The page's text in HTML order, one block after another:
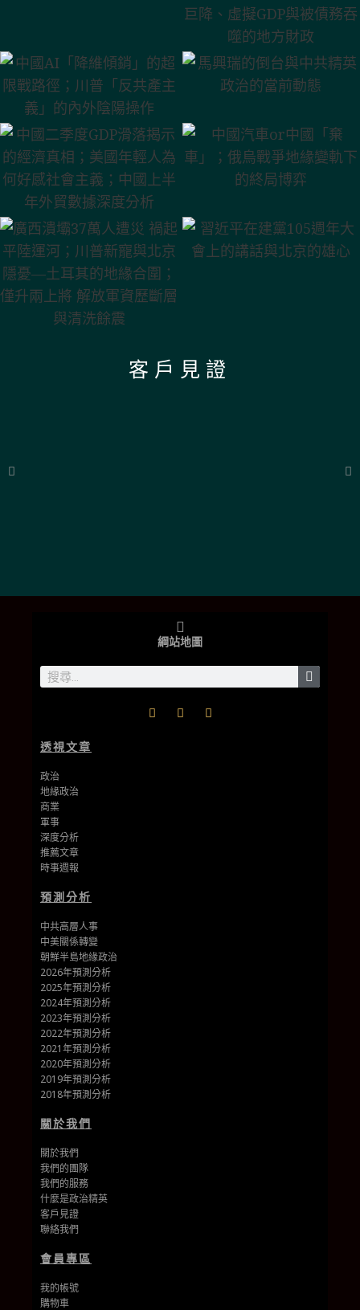
賣地巨降、虛擬GDP與被
債務吞噬的地方財政
中國AI「降維傾銷」的超
限戰路徑；川普「反共產
主義」的內外陰陽操作
馬興瑞的倒台與中共精英
政治的當前動態
中國二季度GDP滑落揭示
的經濟真相；美國年輕人
為何好感社會主義；中國
上半年外貿數據深度分析
中國汽車or中國「棄
車」；俄烏戰爭地緣變軌
下的終局博弈
廣西潰壩37萬人遭災 禍起
平陸運河；川普新寵與北
京隱憂—土耳其的地緣合
圍；僅升兩上將 解放軍資
歷斷層與清洗餘震
習近平在建黨105週年大
會上的講話與北京的雄心
客戶見證
中國的經驗中，無論是非機密還是機密的情報，『透視中國』都是獨一無
綱站地圖
透視文章
政治
地緣政治
商業
軍事
深度分析
推薦文章
時事週報
預測分析
中共高層人事
中美關係轉變
朝鮮半島地緣政治
2026年預測分析
2025年預測分析
2024年預測分析
2023年預測分析
2022年預測分析
2021年預測分析
2020年預測分析
2019年預測分析
2018年預測分析
關於我們
關於我們
我們的團隊
我們的服務
什麼是政治精英
客戶見證
聯絡我們
會員專區
我的帳號
購物車